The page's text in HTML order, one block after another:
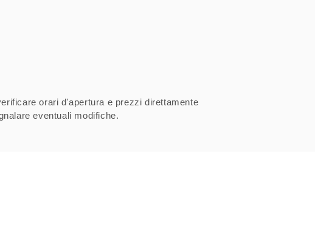
orari d'apertura e prezzi direttamente
eventuali modifiche.